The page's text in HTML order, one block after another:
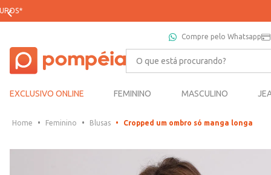
Compre pelo Whatsapp
O que está procurando?
EXCLUSIVO ONLINE FEMININO MASCULINO
Feminino Blusas Cropped um ombro só manga longa